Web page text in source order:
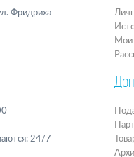
Фридриха
24/7
Мои